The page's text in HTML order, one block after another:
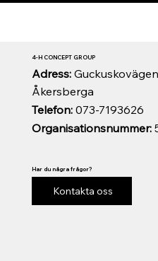
Organisationsnummer:
Telefon:073-7193626
Adress:
Åkersberga
4-H CONCEPT GROUP
Har du några frågor?
Kontakta oss